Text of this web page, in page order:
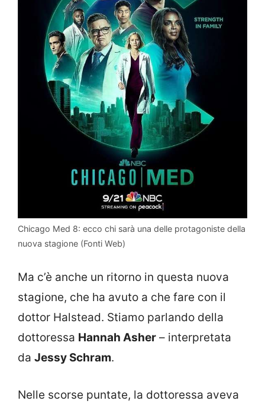
Chicago Med 8: ecco chi sarà una delle protagoniste della
nuova stagione (Fonti Web)
Ma c’è anche un ritorno in questa nuova
stagione, che ha avuto a che fare con il
dottor Halstead. Stiamo parlando della
dottoressa Hannah Asher – interpretata
da Jessy Schram.
Nelle scorse puntate, la dottoressa aveva